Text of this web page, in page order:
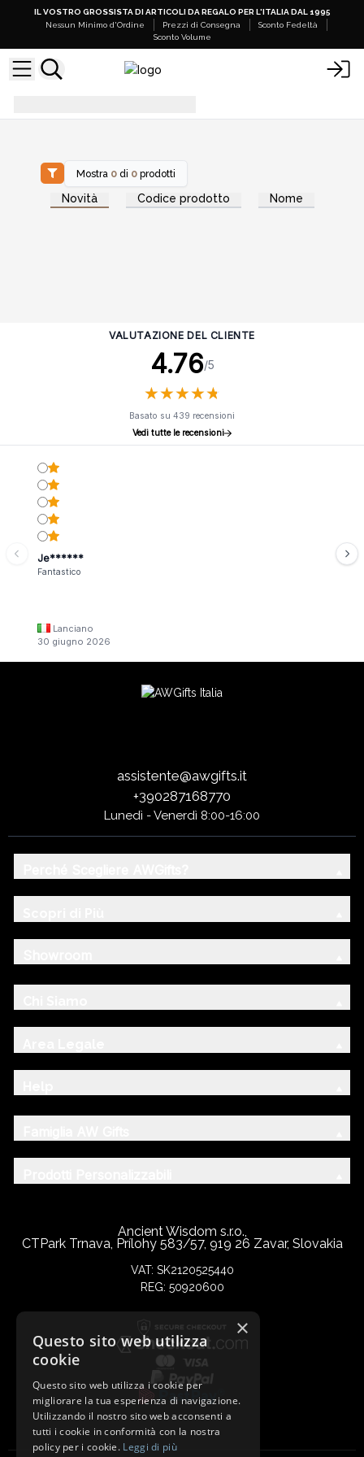
IL VOSTRO GROSSISTA DI ARTICOLI DA REGALO PER L'ITALIA DAL 1995
Nessun Minimo d'Ordine
Prezzi di Consegna
Sconto Fedeltà
Sconto Volume
Mostra 0 di 0 prodotti
Novità Codice prodotto Nome
VALUTAZIONE DEL CLIENTE
4.76/5
★★★★★
★★★★★
Basato su 439 recensioni
Vedi tutte le recensioni
Je******
Fantastico
Lanciano
30 giugno 2026
assistente@awgifts.it
+390287168770
Lunedì - Venerdì 8:00-16:00
Ancient Wisdom s.r.o.,
CTPark Trnava, Prílohy 583/57, 919 26 Zavar, Slovakia
VAT: SK2120525440
REG: 50920600
×
Questo sito web utilizza
cookie
Questo sito web utilizza i cookie per
migliorare la tua esperienza di navigazione.
Utilizzando il nostro sito web acconsenti a
tutti i cookie in conformità con la nostra
policy per i cookie. Leggi di più